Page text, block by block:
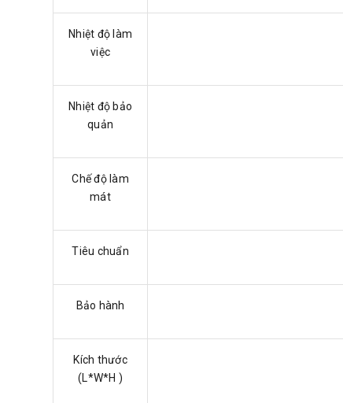
Nhiệt độ làm
việc
Nhiệt độ bảo
quản
Chế độ làm
mát
Tiêu chuẩn
Bảo hành
Kích thước
(L*W*H )